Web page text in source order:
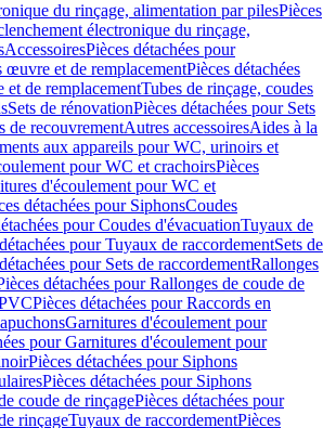
du rinçage, alimentation par pilesPièces
électronique du rinçage,
AccessoiresPièces détachées pour
œuvre et de remplacementPièces détachées
de remplacementTubes de rinçage, coudes
Sets de rénovationPièces détachées pour Sets
de recouvrementAutres accessoiresAides à la
aux appareils pour WC, urinoirs et
pour WC et crachoirsPièces
d'écoulement pour WC et
détachées pour SiphonsCoudes
pour Coudes d'évacuationTuyaux de
pour Tuyaux de raccordementSets de
pour Sets de raccordementRallonges
détachées pour Rallonges de coude de
Pièces détachées pour Raccords en
Garnitures d'écoulement pour
pour Garnitures d'écoulement pour
Pièces détachées pour Siphons
Pièces détachées pour Siphons
coude de rinçagePièces détachées pour
rinçageTuyaux de raccordementPièces